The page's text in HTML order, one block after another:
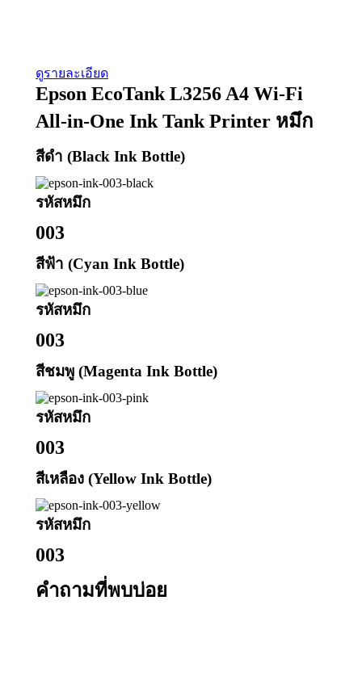
ดูรายละเอียด
Epson EcoTank L3256 A4 Wi-Fi
All-in-One Ink Tank Printer หมึก
สีดำ (Black Ink Bottle)
รหัสหมึก
003
สีฟ้า (Cyan Ink Bottle)
รหัสหมึก
003
สีชมพู (Magenta Ink Bottle)
รหัสหมึก
003
สีเหลือง (Yellow Ink Bottle)
รหัสหมึก
003
คำถามที่พบบ่อย